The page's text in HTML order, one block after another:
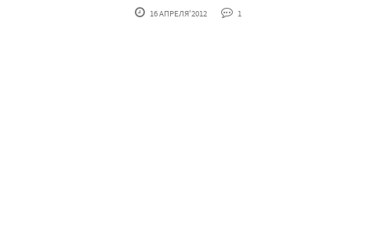
16 АПРЕЛЯ'2012 1